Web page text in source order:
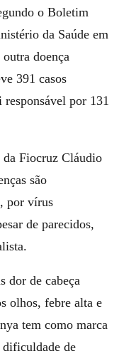
o Boletim
da Saúde em
doença
391 casos
por 131
da Fiocruz Cláudio
são
por vírus
de parecidos,
dor de cabeça
olhos, febre alta e
tem como marca
dificuldade de